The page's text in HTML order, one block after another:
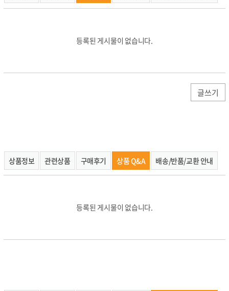
상품정보 관련상품 구매후기 상품 Q&A 배송/반품/교환 안내